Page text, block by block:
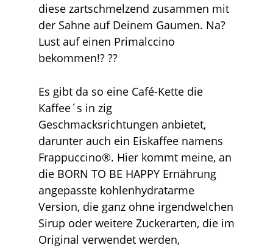
diese zartschmelzend zusammen mit
der Sahne auf Deinem Gaumen. Na?
Lust auf einen Primalccino
bekommen!? ??
Es gibt da so eine Café-Kette die
Kaffee´s in zig
Geschmacksrichtungen anbietet,
darunter auch ein Eiskaffee namens
Frappuccino®. Hier kommt meine, an
die BORN TO BE HAPPY Ernährung
angepasste kohlenhydratarme
Version, die ganz ohne irgendwelchen
Sirup oder weitere Zuckerarten, die im
Original verwendet werden,